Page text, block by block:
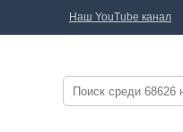
Наш YouTube канал